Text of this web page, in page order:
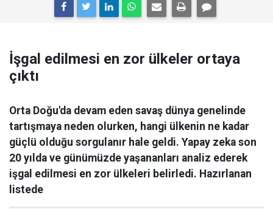
İşgal edilmesi en zor ülkeler ortaya
çıktı
Orta Doğu'da devam eden savaş dünya genelinde
tartışmaya neden olurken, hangi ülkenin ne kadar
güçlü olduğu sorgulanır hale geldi. Yapay zeka son
20 yılda ve günümüzde yaşananları analiz ederek
işgal edilmesi en zor ülkeleri belirledi. Hazırlanan
listede